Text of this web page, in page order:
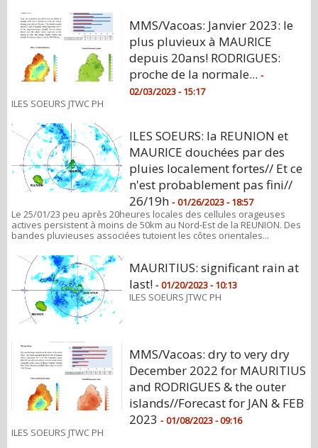
MMS/Vacoas: Janvier 2023: le
plus pluvieux à MAURICE
depuis 20ans! RODRIGUES:
proche de la normale... -
02/03/2023 - 15:17
ILES SOEURS JTWC PH
ILES SOEURS: la REUNION et
MAURICE douchées par des
pluies localement fortes// Et ce
n'est probablement pas fini//
26/19h - 01/26/2023 - 18:57
Le 25/01/23 peu après 20heures locales des cellules orageuses
actives persistent à moins de 50km au Nord-Est de la REUNION. Des
bandes pluvieuses associées tutoient les côtes orientales...
MAURITIUS: significant rain at
last! - 01/20/2023 - 10:13
ILES SOEURS JTWC PH
MMS/Vacoas: dry to very dry
December 2022 for MAURITIUS
and RODRIGUES & the outer
islands//Forecast for JAN & FEB
2023 - 01/08/2023 - 09:16
ILES SOEURS JTWC PH